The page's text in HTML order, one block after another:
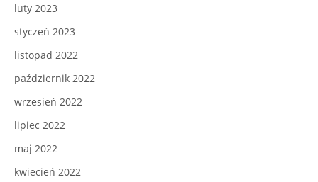
luty 2023
styczeń 2023
listopad 2022
październik 2022
wrzesień 2022
lipiec 2022
maj 2022
kwiecień 2022